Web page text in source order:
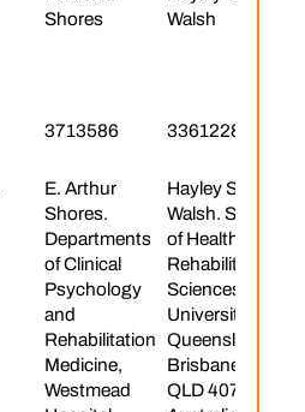
Shores
Walsh
3713586 33612284
E. Arthur
Shores.
Departments
of Clinical
Psychology
and
Rehabilitation
Medicine,
Westmead
Hayley S.
Walsh. School
of Health and
Rehabilitation
Sciences, The
University of
Queensland,
Brisbane,
QLD 4072,